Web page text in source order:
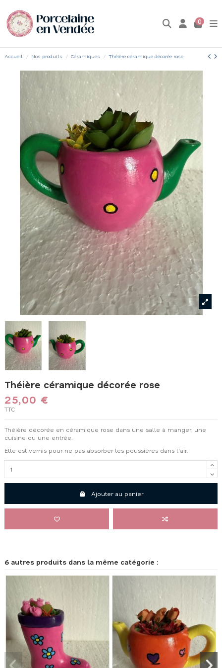
0
Accueil Nos produits Céramiques Théière céramique décorée rose
Théière céramique décorée rose
25,00 €
TTC
Théière décorée en céramique rose dans une salle à manger, une
cuisine ou une entrée.
Elle est vernis pour ne pas absorber les poussières dans l'air.
Ajouter au panier
6 autres produits dans la même catégorie :